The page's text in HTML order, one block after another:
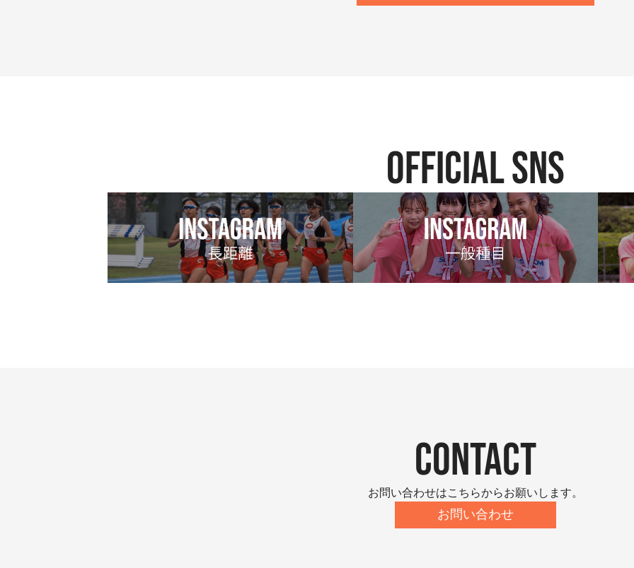
official SNS
contact
お問い合わせはこちらからお願いします。
お問い合わせ